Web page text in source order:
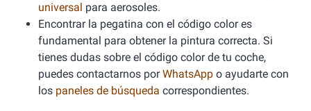
universal para aerosoles.
Encontrar la pegatina con el código color es
fundamental para obtener la pintura correcta. Si
tienes dudas sobre el código color de tu coche,
puedes contactarnos porWhatsApp o ayudarte con
los paneles de búsqueda correspondientes.